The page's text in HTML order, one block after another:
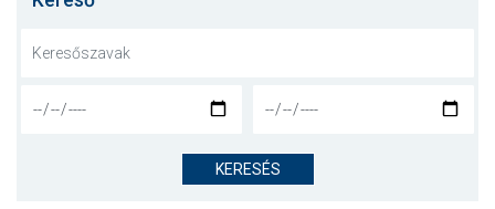
NYITÓLAP
CSAPAT
KERESÉS